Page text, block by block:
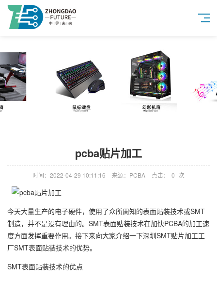
pcba贴片加工
时间：2022-04-29 10:11:16 来源：PCBA 点击： 0 次
今天大量生产的电子硬件，使用了众所周知的表面贴装技术或SMT
制造，并不是没有理由的。SMT表面贴装技术在加快PCBA的加工速
度方面发挥重要作用。接下来向大家介绍一下深圳SMT贴片加工工
厂SMT表面贴装技术的优势。
SMT表面贴装技术的优点